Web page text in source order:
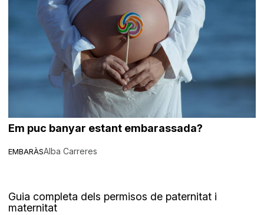
EMBARÀS
Em puc banyar estant embarassada?
Alba Carreres
Guia completa dels permisos de paternitat i
maternitat